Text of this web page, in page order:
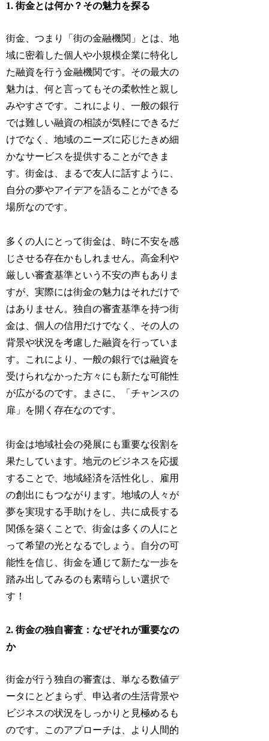
1. 街金とは何か？その魅力を探る
街金、つまり「街の金融機関」とは、地
域に密着した個人や小規模企業に特化し
た融資を行う金融機関です。その最大の
魅力は、何と言ってもその柔軟性と親し
みやすさです。これにより、一般の銀行
では難しい融資の相談が気軽にできるだ
けでなく、地域のニーズに応じたきめ細
かなサービスを提供することができま
す。街金は、まるで友人に話すように、
自分の夢やアイデアを語ることができる
場所なのです。
多くの人にとって街金は、時に不安を感
じさせる存在かもしれません。高金利や
厳しい審査基準という不安の声もありま
すが、実際には街金の魅力はそれだけで
はありません。独自の審査基準を持つ街
金は、個人の信用だけでなく、その人の
背景や状況を考慮した融資を行っていま
す。これにより、一般の銀行では融資を
受けられなかった方々にも新たな可能性
が広がるのです。まさに、「チャンスの
扉」を開く存在なのです。
街金は地域社会の発展にも重要な役割を
果たしています。地元のビジネスを応援
することで、地域経済を活性化し、雇用
の創出にもつながります。地域の人々が
夢を実現する手助けをし、共に成長する
関係を築くことで、街金は多くの人にと
って希望の光となるでしょう。自分の可
能性を信じ、街金を通じて新たな一歩を
踏み出してみるのも素晴らしい選択で
す！
2. 街金の独自審査：なぜそれが重要なの
か
街金が行う独自の審査は、単なる数値デ
ータにとどまらず、申込者の生活背景や
ビジネスの状況をしっかりと見極めるも
のです。このアプローチは、より人間的